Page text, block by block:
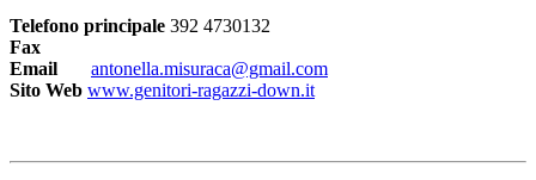
Telefono principale 392 4730132
Fax
Email
antonella.misuraca@gmail.com
Sito Web www.genitori-ragazzi-down.it